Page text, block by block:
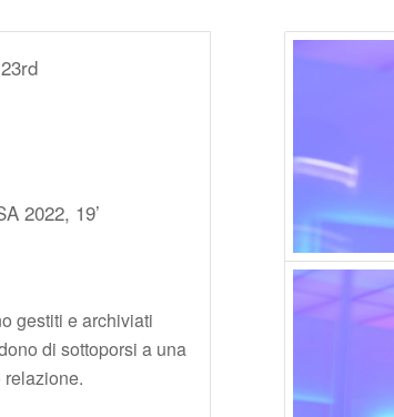
2022, 19’
gestiti e archiviati
di sottoporsi a una